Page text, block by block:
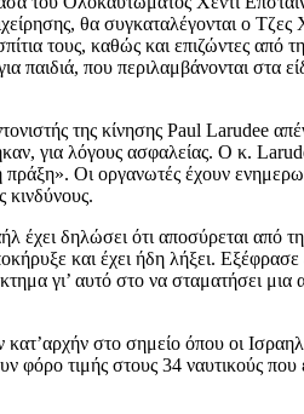
θα συγκαταλέγονται ο
τους, καθώς και επιζώντες
παιδιά, που περιλαμβάνονται στα
της κίνησης Paul Larudee
για λόγους ασφαλείας. Ο κ.
Οι οργανωτές έχουν
κινδύνους.
έχει δηλώσει ότι αποσύρεται από
και έχει ήδη λήξει.
γι’ αυτό στο να σταματήσει
στο σημείο όπου οι
φόρο τιμής στους 34 ναυτικούς που